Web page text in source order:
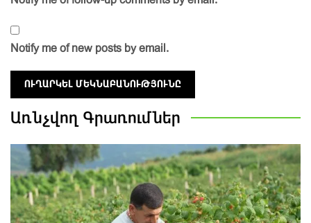
Notify me of new posts by email.
Առնչվող Գրառումներ